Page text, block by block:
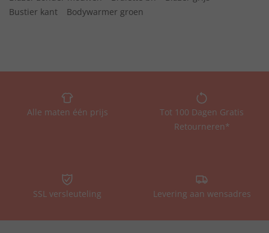
Bustier kant
Bodywarmer groen
Alle maten één prijs
Tot 100 Dagen Gratis
Retourneren*
SSL versleuteling Levering aan wensadres